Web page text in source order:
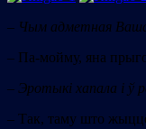
– Чым адметная
– Па-мойму, яна
– Эротыкі хапала і ў
– Так, таму што